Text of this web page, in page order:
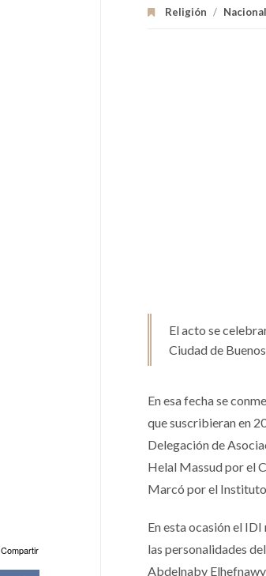
Religión /
El acto se
Ciudad de
En esa fecha se
que suscribieran en
Delegación de
Helal Massud por el
Marcó por el
En esta ocasión el
las personalidades
Abdelnaby
Compartir